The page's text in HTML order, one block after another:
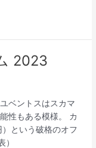
2023
ベントスはスカマ
性もある模様。 カ
という破格のオフ
）